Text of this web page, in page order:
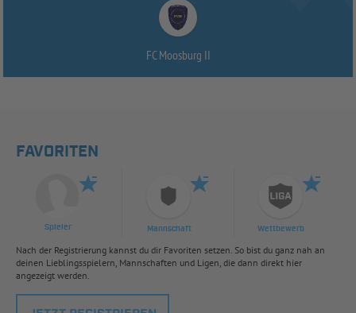
FC Moosburg II
FAVORITEN
Spieler Mannschaft Wettbewerb
Nach der Registrierung kannst du dir Favoriten setzen. So bist du ganz nah an
deinen Lieblingsspielern, Mannschaften und Ligen, die dann direkt hier
angezeigt werden.